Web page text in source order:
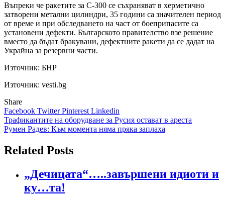
Въпреки че ракетите за С-300 се съхраняват в херметично
затворени метални цилиндри, 35 години са значителен период
от време и при обследването на част от боеприпасите са
установени дефекти. Българското правителство взе решение
вместо да бъдат бракувани, дефектните ракети да се дадат на
Украйна за резервни части.
Източник: БНР
Източник: vesti.bg
Share
Facebook TwitterPinterest Linkedin
Навигация
Трафикантите на оборудване за Русия остават в ареста
Румен Радев: Към момента няма пряка заплаха
Related Posts
„Дечицата“…..завършени идиоти и
ку…та!